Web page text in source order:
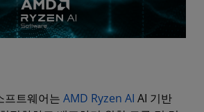
프트웨어는 AMD Ryzen AI AI 기반
새로워진 사항
오픈 소스 프로젝트